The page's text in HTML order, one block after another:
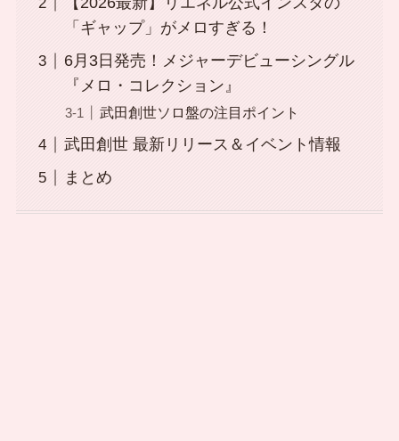
「ギャップ」がメロすぎる！
6月3日発売！メジャーデビューシングル
『メロ・コレクション』
武田創世ソロ盤の注目ポイント
武田創世 最新リリース＆イベント情報
まとめ